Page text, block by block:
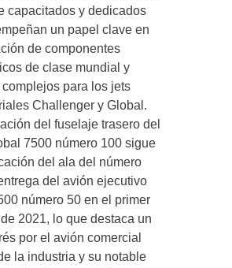
capacitados y dedicados
un papel clave en
de componentes
de clase mundial y
para los jets
Challenger y Global.
del fuselaje trasero del
7500 número 100 sigue
del ala del número
del avión ejecutivo
número 50 en el primer
2021, lo que destaca un
por el avión comercial
la industria y su notable